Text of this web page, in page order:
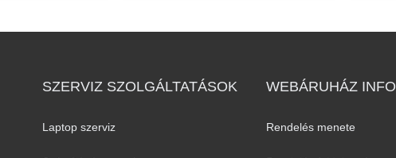
SZERVIZ SZOLGÁLTATÁSOK
Laptop szerviz
WEBÁRUHÁZ INFO
Rendelés menete